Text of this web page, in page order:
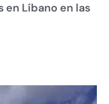
en Líbano en las